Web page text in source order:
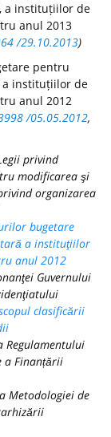
a instituțiilor de
anul 2013
/29.10.2013)
pentru
a instituțiilor de
anul 2012
/05.05.2012,
privind
modificarea şi
organizarea
bugetare
a instituţiilor
anul 2012
Guvernului
clasificării
Regulamentului
a Finanțării
Metodologiei de